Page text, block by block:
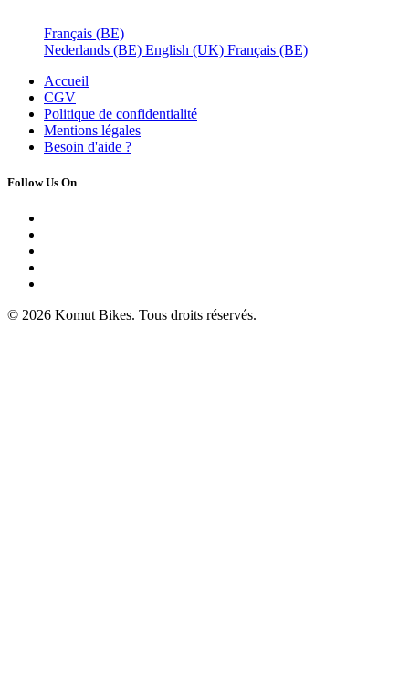
Français (BE)
Nederlands (BE) English (UK) Français (BE)
Accueil
CGV
Politique de confidentialité
Mentions légales
Besoin d'aide ?
Follow Us On
© 2026 Komut Bikes. Tous droits réservés.